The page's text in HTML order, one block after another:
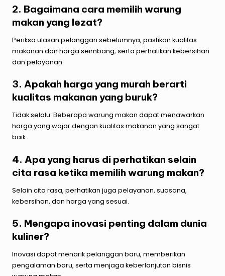
2. Bagaimana cara memilih warung
makan yang lezat?
Periksa ulasan pelanggan sebelumnya, pastikan kualitas
makanan dan harga seimbang, serta perhatikan kebersihan
dan pelayanan.
3. Apakah harga yang murah berarti
kualitas makanan yang buruk?
Tidak selalu. Beberapa warung makan dapat menawarkan
harga yang wajar dengan kualitas makanan yang sangat
baik.
4. Apa yang harus di perhatikan selain
cita rasa ketika memilih warung makan?
Selain cita rasa, perhatikan juga pelayanan, suasana,
kebersihan, dan harga yang sesuai.
5. Mengapa inovasi penting dalam dunia
kuliner?
Inovasi dapat menarik pelanggan baru, memberikan
pengalaman baru, serta menjaga keberlanjutan bisnis